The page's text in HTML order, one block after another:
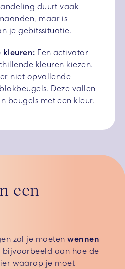
duurt vaak
maar is
je gebitssituatie.
kleuren: Een activator
kleuren kiezen.
niet opvallende
Deze vallen
beugels met een kleur.
een
zal je moetenwennen
bijvoorbeeld aan hoe de
waarop je moet